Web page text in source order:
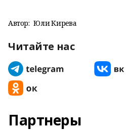
Автор: Юлиә Кирәева
Читайте нас
Партнеры